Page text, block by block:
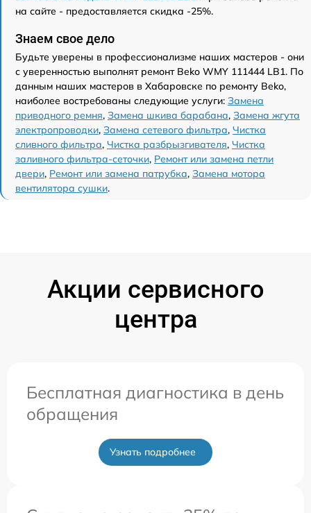
на сайте - предоставляется скидка -25%.
Знаем свое дело
Будьте уверены в профессионализме наших мастеров - они
с уверенностью выполнят ремонт Beko WMY 111444 LB1. По
данным наших мастеров в Хабаровске по ремонту Beko,
наиболее востребованы следующие услуги: Замена
приводного ремня, Замена шкива барабана, Замена жгута
электропроводки, Замена сетевого фильтра, Чистка
сливного фильтра, Чистка разбрызгивателя, Чистка
заливного фильтра-сеточки, Ремонт или замена петли
двери, Ремонт или замена патрубка, Замена мотора
вентилятора сушки.
Акции сервисного
центра
Бесплатная диагностика в день
обращения
Узнать подробнее